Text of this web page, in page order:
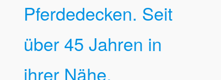
Pferdedecken. Seit
über 45 Jahren in
ihrer Nähe.